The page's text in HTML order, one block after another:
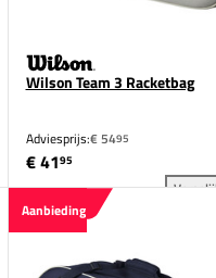
6 Racketbag toevoegen aan
Wilson Team 3 Racketbag
Adviesprijs:€ 5495
€ 4195
Aanbieding